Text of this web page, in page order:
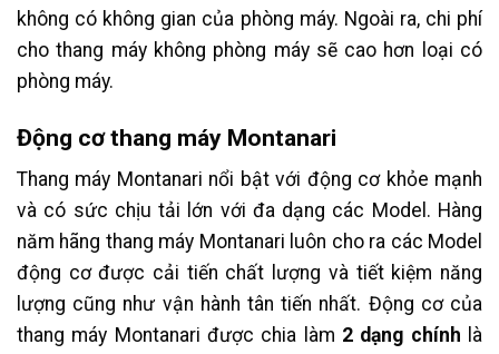
không có không gian của phòng máy. Ngoài ra, chi phí
cho thang máy không phòng máy sẽ cao hơn loại có
phòng máy.
Động cơ thang máy Montanari
Thang máy Montanari nổi bật với động cơ khỏe mạnh
và có sức chịu tải lớn với đa dạng các Model. Hàng
năm hãng thang máy Montanari luôn cho ra các Model
động cơ được cải tiến chất lượng và tiết kiệm năng
lượng cũng như vận hành tân tiến nhất. Động cơ của
thang máy Montanari được chia làm 2 dạng chính là